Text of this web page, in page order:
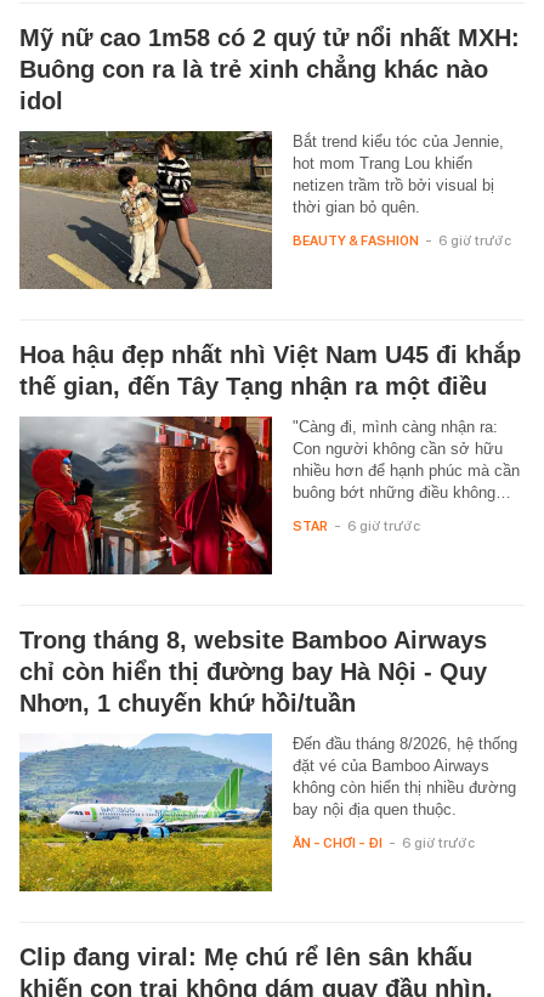
Mỹ nữ cao 1m58 có 2 quý tử nổi nhất MXH:
Buông con ra là trẻ xinh chẳng khác nào
idol
Bắt trend kiểu tóc của Jennie,
hot mom Trang Lou khiến
netizen trầm trồ bởi visual bị
thời gian bỏ quên.
BEAUTY & FASHION - 6 giờ trước
Hoa hậu đẹp nhất nhì Việt Nam U45 đi khắp
thế gian, đến Tây Tạng nhận ra một điều
"Càng đi, mình càng nhận ra:
Con người không cần sở hữu
nhiều hơn để hạnh phúc mà cần
buông bớt những điều không…
STAR - 6 giờ trước
Trong tháng 8, website Bamboo Airways
chỉ còn hiển thị đường bay Hà Nội - Quy
Nhơn, 1 chuyến khứ hồi/tuần
Đến đầu tháng 8/2026, hệ thống
đặt vé của Bamboo Airways
không còn hiển thị nhiều đường
bay nội địa quen thuộc.
ĂN - CHƠI - ĐI - 6 giờ trước
Clip đang viral: Mẹ chú rể lên sân khấu
khiến con trai không dám quay đầu nhìn,